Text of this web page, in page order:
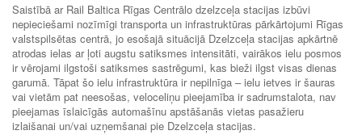
Saistībā ar Rail Baltica Rīgas Centrālo dzelzceļa stacijas izbūvi
nepieciešami nozīmīgi transporta un infrastruktūras pārkārtojumi Rīgas
valstspilsētas centrā, jo esošajā situācijā Dzelzceļa stacijas apkārtnē
atrodas ielas ar ļoti augstu satiksmes intensitāti, vairākos ielu posmos
ir vērojami ilgstoši satiksmes sastrēgumi, kas bieži ilgst visas dienas
garumā. Tāpat šo ielu infrastruktūra ir nepilnīga – ielu ietves ir šauras
vai vietām pat neesošas, veloceliņu pieejamība ir sadrumstalota, nav
pieejamas īslaicīgās automašīnu apstāšanās vietas pasažieru
izlaišanai un/vai uzņemšanai pie Dzelzceļa stacijas.